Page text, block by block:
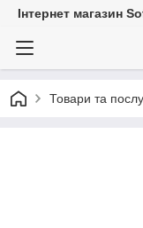
Інтернет магазин
Товари та